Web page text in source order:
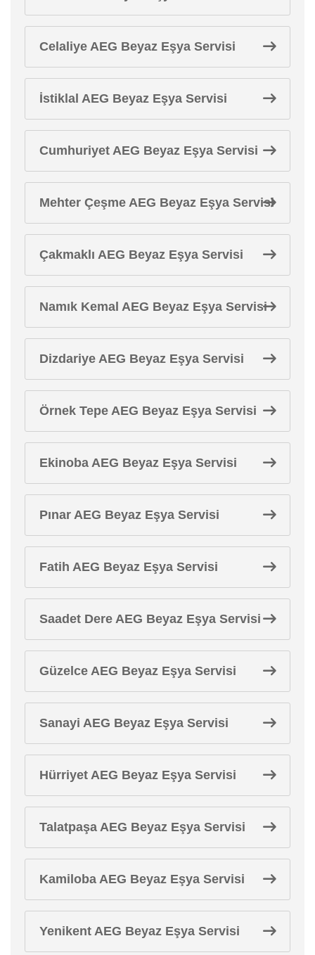
Celaliye AEG Beyaz Eşya Servisi
İstiklal AEG Beyaz Eşya Servisi
Cumhuriyet AEG Beyaz Eşya Servisi
Mehter Çeşme AEG Beyaz Eşya Servisi
Çakmaklı AEG Beyaz Eşya Servisi
Namık Kemal AEG Beyaz Eşya Servisi
Dizdariye AEG Beyaz Eşya Servisi
Örnek Tepe AEG Beyaz Eşya Servisi
Ekinoba AEG Beyaz Eşya Servisi
Pınar AEG Beyaz Eşya Servisi
Fatih AEG Beyaz Eşya Servisi
Saadet Dere AEG Beyaz Eşya Servisi
Güzelce AEG Beyaz Eşya Servisi
Sanayi AEG Beyaz Eşya Servisi
Hürriyet AEG Beyaz Eşya Servisi
Talatpaşa AEG Beyaz Eşya Servisi
Kamiloba AEG Beyaz Eşya Servisi
Yenikent AEG Beyaz Eşya Servisi